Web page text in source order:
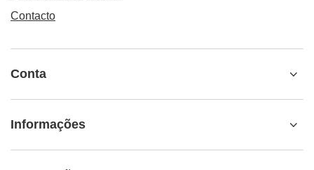
Contacto
Conta
Informações